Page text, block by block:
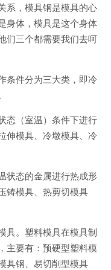
系，模具钢是模具的心
身体，模具是这个身体
们三个都需要我们去呵
条件分为三大类，即冷
态（室温）条件下进行
伸模具、冷墩模具、冷
状态的金属进行热成形
铸模具、热剪切模具
具。塑料模具在模具制
主要有：预硬型塑料模
具钢、易切削型模具